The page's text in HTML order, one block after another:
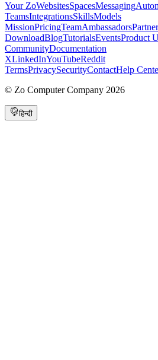
Your ZoWebsitesSpacesMessaging
TeamsIntegrationsSkillsModels
MissionPricingTeamAmbassadors
DownloadBlogTutorialsEventsProduct
CommunityDocumentation
XLinkedInYouTubeReddit
TermsPrivacySecurityContactHelp
© Zo Computer Company 2026
हिन्दी